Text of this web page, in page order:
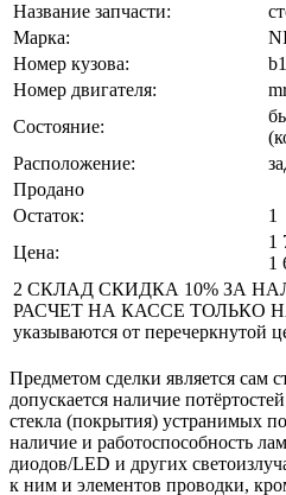
Название запчасти:
Марка:
Номер кузова:
Номер двигателя:
Состояние:
Расположение:
Продано
Остаток:
1
Цена:
1
1
2 СКЛАД СКИДКА 10% ЗА
РАСЧЕТ НА КАССЕ ТОЛЬКО
указываются от перечеркнутой
Предметом сделки является сам
допускается наличие
стекла (покрытия) устранимых
наличие и работоспособность
диодов/LED и других
к ним и элементов проводки,